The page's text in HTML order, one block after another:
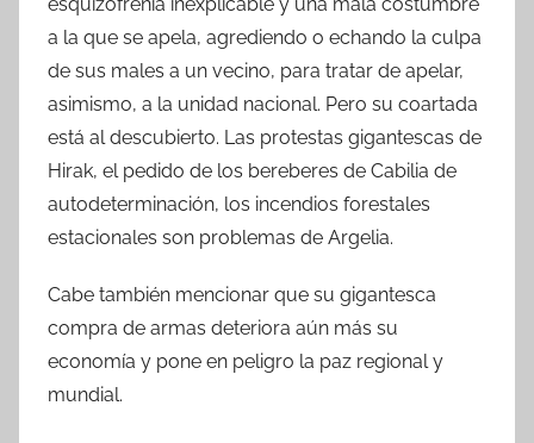
a la que se apela, agrediendo o echando la culpa
de sus males a un vecino, para tratar de apelar,
asimismo, a la unidad nacional. Pero su coartada
está al descubierto. Las protestas gigantescas de
Hirak, el pedido de los bereberes de Cabilia de
autodeterminación, los incendios forestales
estacionales son problemas de Argelia.
Cabe también mencionar que su gigantesca
compra de armas deteriora aún más su
economía y pone en peligro la paz regional y
mundial.